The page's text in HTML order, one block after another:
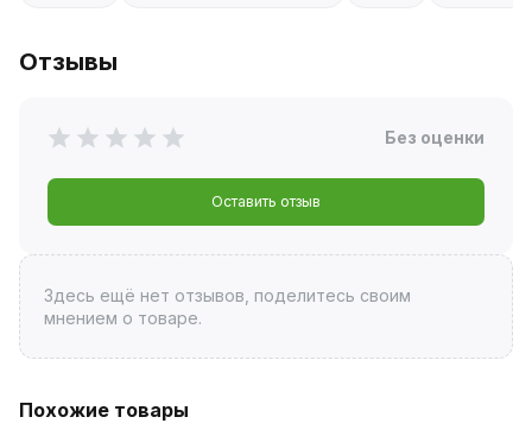
Отзывы
Без оценки
Оставить отзыв
Здесь ещё нет отзывов, поделитесь своим
мнением о товаре.
Похожие товары